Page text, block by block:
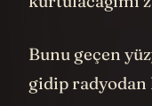
kurtulacağımı
Bunu geçen
gidip